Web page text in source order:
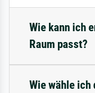
Wie kann ich
Raum passt?
Wie wähle